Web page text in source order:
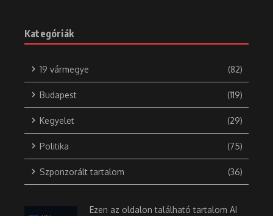
Kategóriák
19 vármegye (82)
Budapest (119)
Kegyelet (29)
Politika (75)
Szponzorált tartalom (36)
Ezen az oldalon található tartalom AI